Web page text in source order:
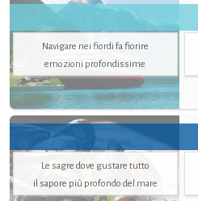
Navigare nei fiordi fa fiorire
emozioni profondissime
Le sagre dove gustare tutto
il sapore più profondo del mare